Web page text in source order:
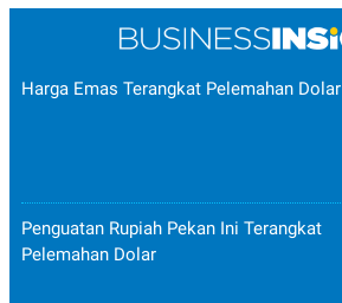
Harga Emas Terangkat Pelemahan Dolar
Penguatan Rupiah Pekan Ini Terangkat
Pelemahan Dolar